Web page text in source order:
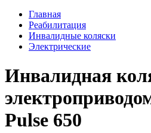
Главная
Реабилитация
Инвалидные коляски
Электрические
Инвалидная
Pulse 650